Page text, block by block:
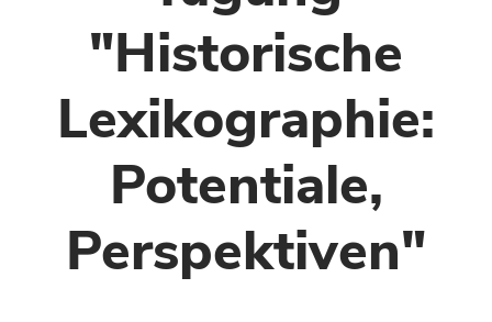
"Historische
Lexikographie:
Potentiale,
Perspektiven"